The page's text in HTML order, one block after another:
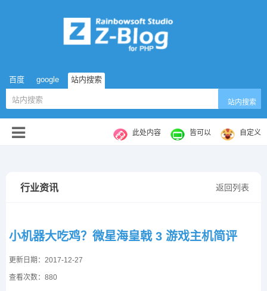
百度 google 站内搜索
站内搜索
此处内容 皆可以 自定义
返回列表
行业资讯
小机器大吃鸡？微星海皇戟 3 游戏主机简评
更新日期：2017-12-27
查看次数：880